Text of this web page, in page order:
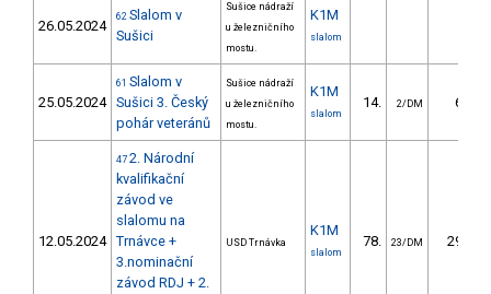
26.05.2024
62 Slalom v
Sušici
Sušice nádraží
u železničního
mostu.
K1M
slalom
25.05.2024
61 Slalom v
Sušici 3. Český
pohár veteránů
Sušice nádraží
u železničního
mostu.
K1M
slalom
14. 2/DM 6.59
12.05.2024
47 2. Národní
kvalifikační
závod ve
slalomu na
Trnávce +
3.nominační
závod RDJ + 2.
USD Trnávka
K1M
slalom
78. 23/DM 29.10